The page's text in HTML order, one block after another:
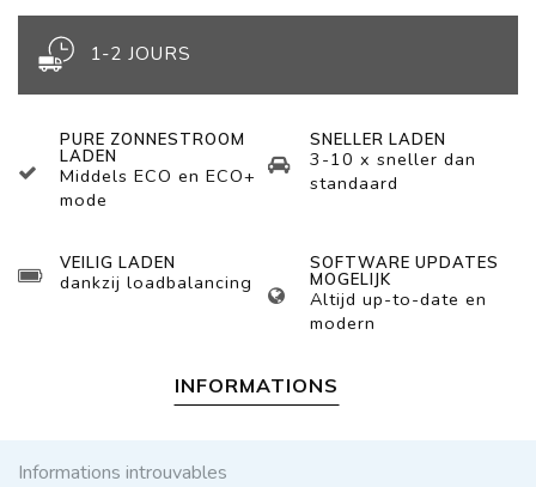
1-2 JOURS
PURE ZONNESTROOM
LADEN
Middels ECO en ECO+
mode
SNELLER LADEN
3-10 x sneller dan
standaard
VEILIG LADEN
dankzij loadbalancing
SOFTWARE UPDATES
MOGELIJK
Altijd up-to-date en
modern
INFORMATIONS
Informations introuvables